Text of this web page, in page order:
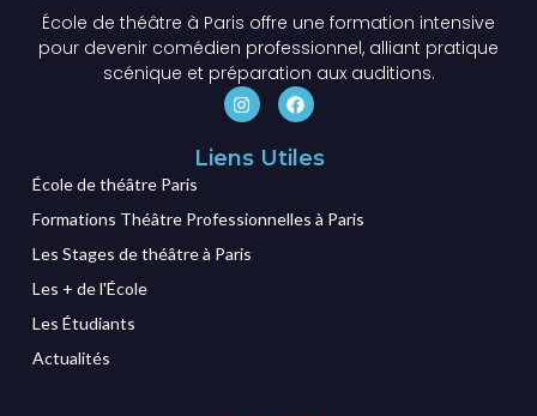
École de théâtre à Paris offre une formation intensive
pour devenir comédien professionnel, alliant pratique
scénique et préparation aux auditions.
Liens Utiles
École de théâtre Paris
Formations Théâtre Professionnelles à Paris
Les Stages de théâtre à Paris
Les + de l'École
Les Étudiants
Actualités